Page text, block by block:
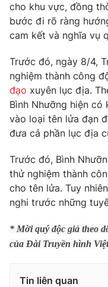
Phim VTV
Hậu trường
Nhân vật
Khán giả
Giải sao mai
Giải trí
Âm nhạc
Sao
Đời sống
Du lịch
Làm đẹp
Chất lượng cuộc sống
Giáo dục
Tuyển sinh
Học trực tuyến
Công nghệ
Sản phẩm
Thị trường
Tư vấn
Giao lưu trực tuyến
Lịch phát sóng
Chuyên mục khác
cho khu vực, đồng
bước đi rõ ràng
cam kết và nghĩa vụ
Trước đó, ngày 8/4,
nghiệm thành công
đạo xuyên lục địa.
Bình Nhưỡng hiện có
vào loại tên lửa đạn
đưa cả phần lục địa
Trước đó, Bình
thử nghiệm thành
cho tên lửa. Tuy
nghi trước những
* Mời quý độc giả theo
của Đài Truyền hình
Tin liên quan